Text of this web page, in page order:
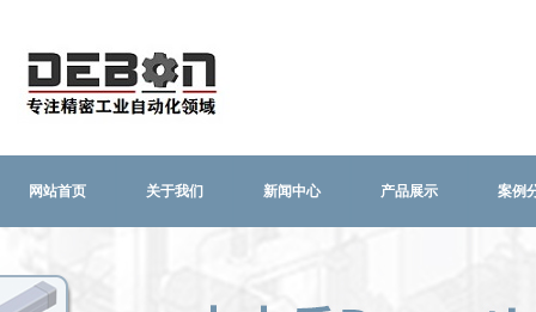
网站首页 关于我们 新闻中心 产品展示 案例